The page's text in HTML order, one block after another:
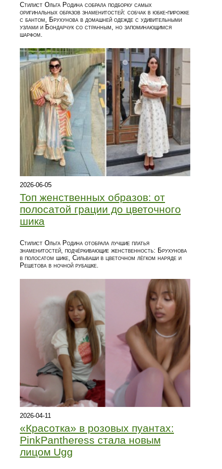
Стилист Ольга Родина собрала подборку самых
оригинальных образов знаменитостей: собчак в юбке‑пирожке
с бантом, Брухунова в домашней одежде с удивительными
узлами и Бондарчук со странным, но запоминающимся
шарфом.
2026-06-05
Топ женственных образов: от
полосатой грации до цветочного
шика
Стилист Ольга Родина отобрала лучшие платья
знаменитостей, подчёркивающие женственность: Брухунова
в полосатом шике, Сильваши в цветочном лёгком наряде и
Решетова в ночной рубашке.
2026-04-11
«Красотка» в розовых пуантах:
PinkPantheress стала новым
лицом Ugg